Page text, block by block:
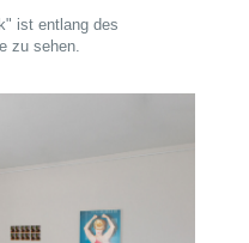
ist entlang des
zu sehen.